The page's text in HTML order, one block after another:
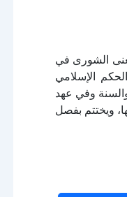
الشورى في
الإسلامي
وفي عهد
ويختتم بفصل